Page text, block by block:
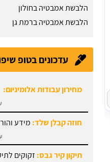
הלבשת אמבטיה בחולון
הלבשת אמבטיה ברמת גן
עדכונים בטופ
מחירון עבודות אלומיניום:
חוזה קבלן שלד:מידע
תיקון קיר גבס:זקוקים